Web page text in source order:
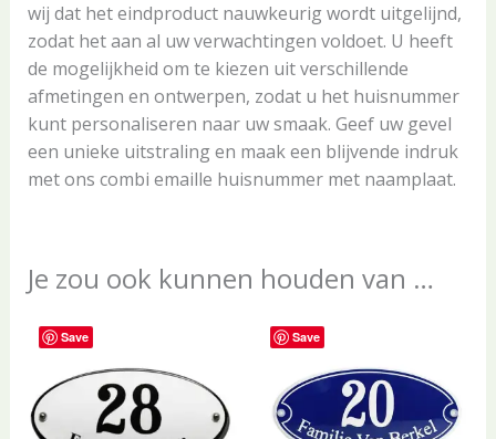
wij dat het eindproduct nauwkeurig wordt uitgelijnd,
zodat het aan al uw verwachtingen voldoet. U heeft
de mogelijkheid om te kiezen uit verschillende
afmetingen en ontwerpen, zodat u het huisnummer
kunt personaliseren naar uw smaak. Geef uw gevel
een unieke uitstraling en maak een blijvende indruk
met ons combi emaille huisnummer met naamplaat.
Je zou ook kunnen houden van …
Save Save